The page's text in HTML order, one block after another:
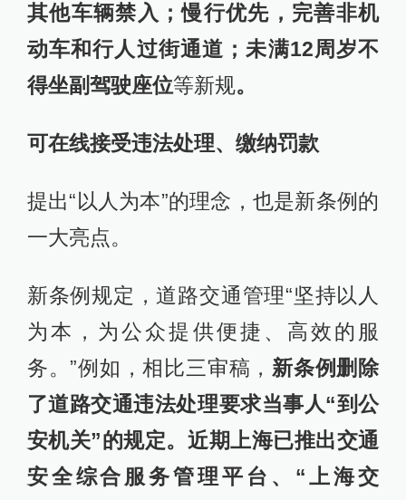
其他车辆禁入；慢行优先，完善非机
动车和行人过街通道；未满12周岁不
得坐副驾驶座位等新规。
可在线接受违法处理、缴纳罚款
提出“以人为本”的理念，也是新条例的
一大亮点。
新条例规定，道路交通管理“坚持以人
为本，为公众提供便捷、高效的服
务。”例如，相比三审稿， 新条例删除
了道路交通违法处理要求当事人“到公
安机关”的规定。近期上海已推出交通
安全综合服务管理平台、“上海交